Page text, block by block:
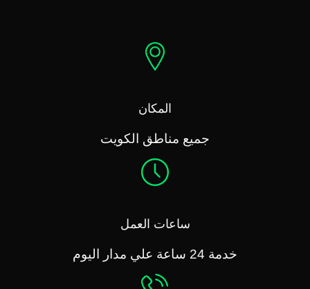
المكان
جميع مناطق الكويت
ساعات العمل
خدمة 24 ساعة علي مدار اليوم